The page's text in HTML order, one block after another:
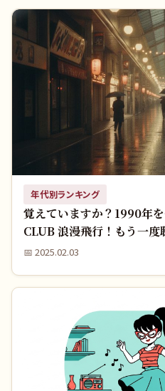
年代別ランキング
覚えていますか？1990年
CLUB 浪漫飛行！もう一度
📅 2025.02.03